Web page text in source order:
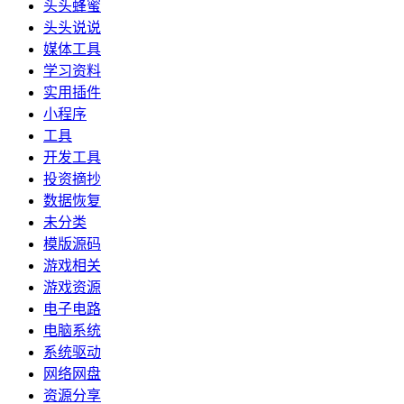
头头蜂蜜
头头说说
媒体工具
学习资料
实用插件
小程序
工具
开发工具
投资摘抄
数据恢复
未分类
模版源码
游戏相关
游戏资源
电子电路
电脑系统
系统驱动
网络网盘
资源分享